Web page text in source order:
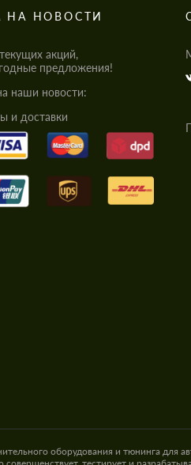
НА НОВОСТИ
акций,
предложения!
наши новости:
и доставки
оборудования и тюнинга для